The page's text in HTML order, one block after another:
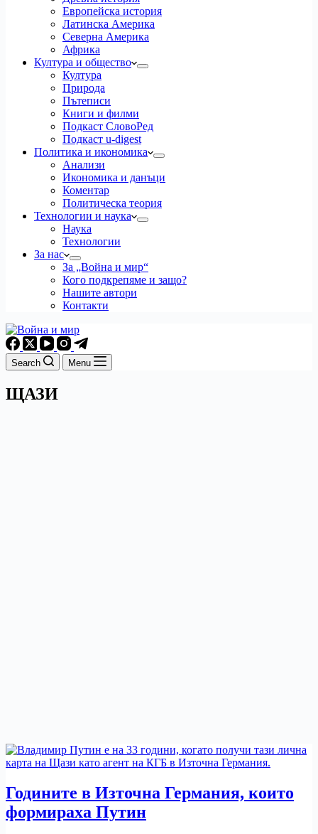
Европейска история
Латинска Америка
Северна Америка
Африка
Култура и общество
Култура
Природа
Пътеписи
Книги и филми
Подкаст СловоРед
Подкаст u-digest
Политика и икономика
Анализи
Икономика и данъци
Коментар
Политическа теория
Технологии и наука
Наука
Технологии
За нас
За „Война и мир“
Кого подкрепяме и защо?
Нашите автори
Контакти
Search Menu
ЩАЗИ
Годините в Източна Германия, които
формираха Путин